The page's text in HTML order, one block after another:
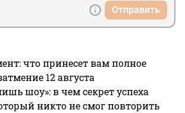
Отправить
что принесет вам полное
12 августа
шоу»: в чем секрет успеха
никто не смог повторить